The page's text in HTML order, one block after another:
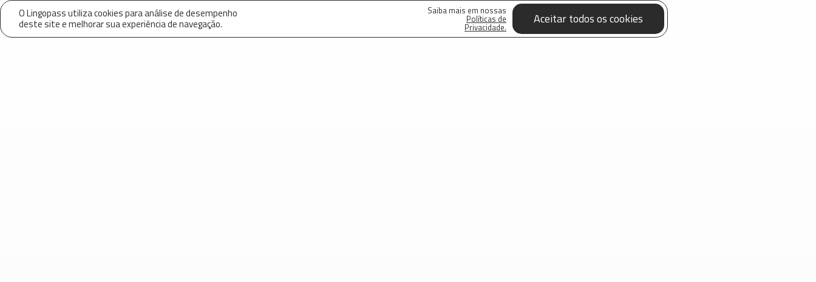
O Lingopass utiliza cookies para análise de desempenho
deste site e melhorar sua experiência de navegação.
Saiba mais em nossas
Políticas de
Privacidade.
Aceitar todos os cookies